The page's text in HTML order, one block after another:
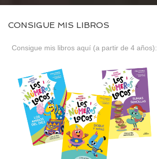
CONSIGUE MIS LIBROS
Consigue mis libros aquí (a partir de 4 años):